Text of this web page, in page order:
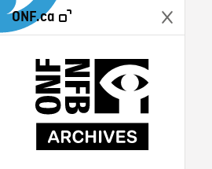
ONF.ca